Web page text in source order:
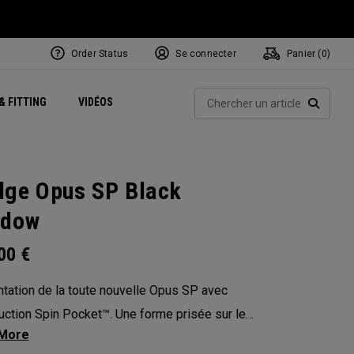
FITTING VIDÉOSExclusive Mavrik Complete Sets
Exclusivités - Balles de Golf
Juillet NEW Headwear
Women's Golf Balls
Exclusivités - Accessoires
Régionaux
Order Status Se connecter Panier ( 0)
Opus SP Black
€
de la toute nouvelle Opus SP avec
Spin Pocket™. Une forme prisée sur le
un centre de gravité plus élevé pour plus